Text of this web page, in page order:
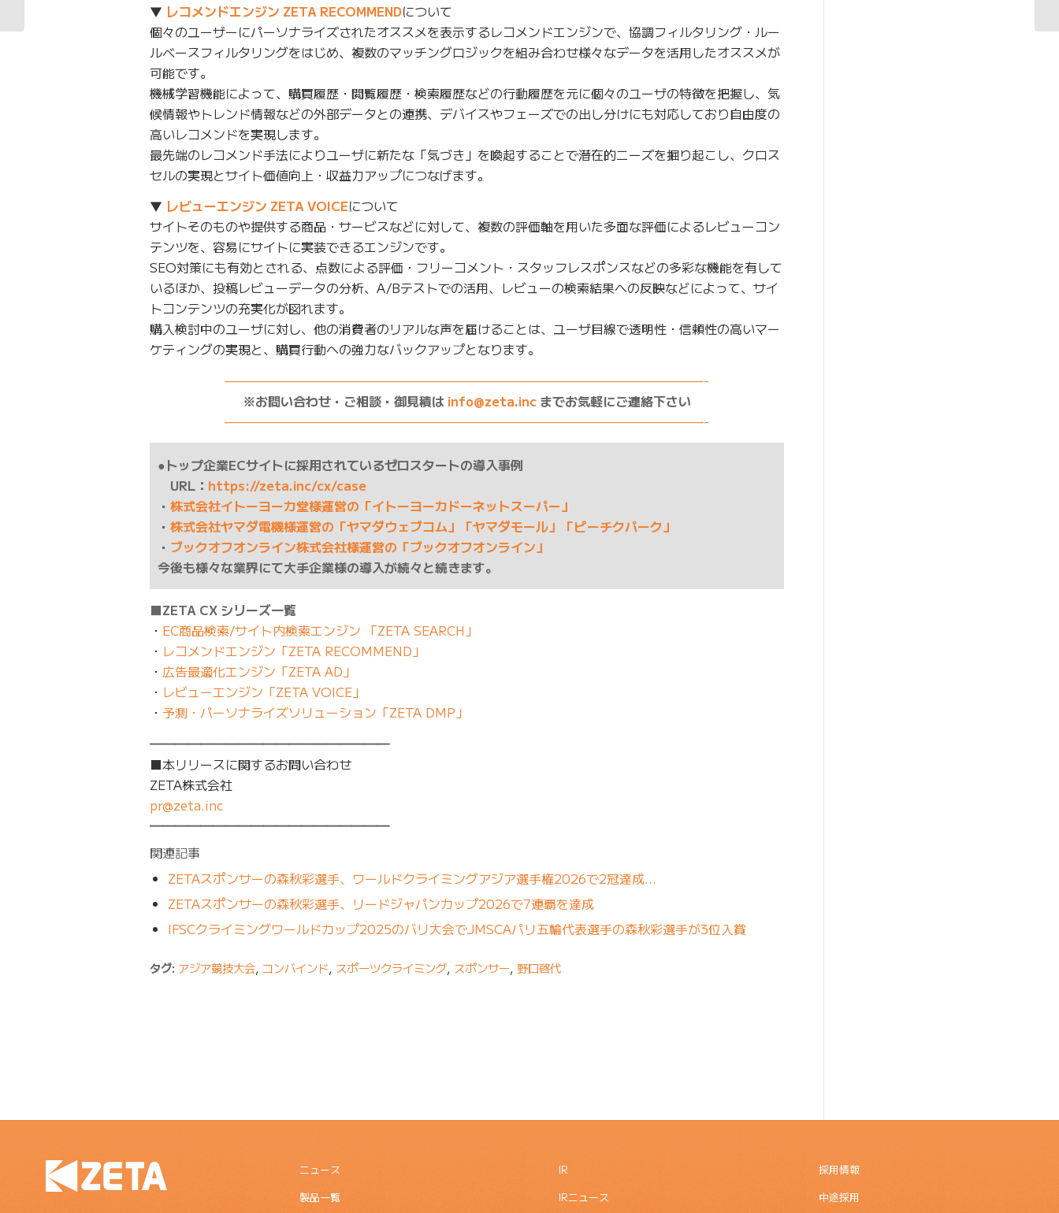
▼ レコメンドエンジン ZETA RECOMMENDについて
個々のユーザーにパーソナライズされたオススメを表示するレコメンドエンジンで、協調フィルタリング・ルー
ルベースフィルタリングをはじめ、複数のマッチングロジックを組み合わせ様々なデータを活用したオススメが
可能です。
機械学習機能によって、購買履歴・閲覧履歴・検索履歴などの行動履歴を元に個々のユーザの特徴を把握し、気
候情報やトレンド情報などの外部データとの連携、デバイスやフェーズでの出し分けにも対応しており自由度の
高いレコメンドを実現します。
最先端のレコメンド手法によりユーザに新たな「気づき」を喚起することで潜在的ニーズを掘り起こし、クロス
セルの実現とサイト価値向上・収益力アップにつなげます。
▼ レビューエンジン ZETA VOICEについて
サイトそのものや提供する商品・サービスなどに対して、複数の評価軸を用いた多面な評価によるレビューコン
テンツを、容易にサイトに実装できるエンジンです。
SEO対策にも有効とされる、点数による評価・フリーコメント・スタッフレスポンスなどの多彩な機能を有して
いるほか、投稿レビューデータの分析、A/Bテストでの活用、レビューの検索結果への反映などによって、サイ
トコンテンツの充実化が図れます。
購入検討中のユーザに対し、他の消費者のリアルな声を届けることは、ユーザ目線で透明性・信頼性の高いマー
ケティングの実現と、購買行動への強力なバックアップとなります。
——————————————————————————————————————-
※お問い合わせ・ご相談・御見積は info@zeta.inc までお気軽にご連絡下さい
——————————————————————————————————————-
●トップ企業ECサイトに採用されているゼロスタートの導入事例
URL： https://zeta.inc/cx/case
・ 株式会社イトーヨーカ堂様運営の「イトーヨーカドーネットスーパー」
・ 株式会社ヤマダ電機様運営の「ヤマダウェブコム」「ヤマダモール」「ピーチクパーク」
・ ブックオフオンライン株式会社様運営の「ブックオフオンライン」
今後も様々な業界にて大手企業様の導入が続々と続きます。
■ZETA CX シリーズ一覧
・ EC商品検索/サイト内検索エンジン 「ZETA SEARCH」
・ レコメンドエンジン「ZETA RECOMMEND」
・ 広告最適化エンジン「ZETA AD」
・ レビューエンジン「ZETA VOICE」
・ 予測・パーソナライズソリューション「ZETA DMP」
━━━━━━━━━━━━━━━━━━━
■本リリースに関するお問い合わせ
ZETA株式会社
pr@zeta.inc
━━━━━━━━━━━━━━━━━━━
関連記事
ZETAスポンサーの森秋彩選手、ワールドクライミングアジア選手権2026で2冠達成…
ZETAスポンサーの森秋彩選手、リードジャパンカップ2026で7連覇を達成
IFSCクライミングワールドカップ2025のバリ大会でJMSCAパリ五輪代表選手の森秋彩選手が3位入賞
タグ: アジア競技大会, コンバインド, スポーツクライミング, スポンサー, 野口啓代
ニュース
製品一覧
IR
IRニュース
採用情報
中途採用